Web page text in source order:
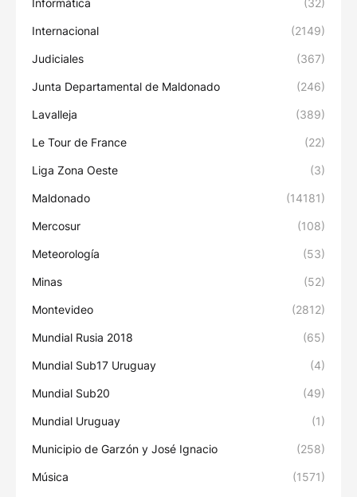
Informática (32)
Internacional (2149)
Judiciales (367)
Junta Departamental de Maldonado (246)
Lavalleja (389)
Le Tour de France (22)
Liga Zona Oeste (3)
Maldonado (14181)
Mercosur (108)
Meteorología (53)
Minas (52)
Montevideo (2812)
Mundial Rusia 2018 (65)
Mundial Sub17 Uruguay (4)
Mundial Sub20 (49)
Mundial Uruguay (1)
Municipio de Garzón y José Ignacio (258)
Música (1571)